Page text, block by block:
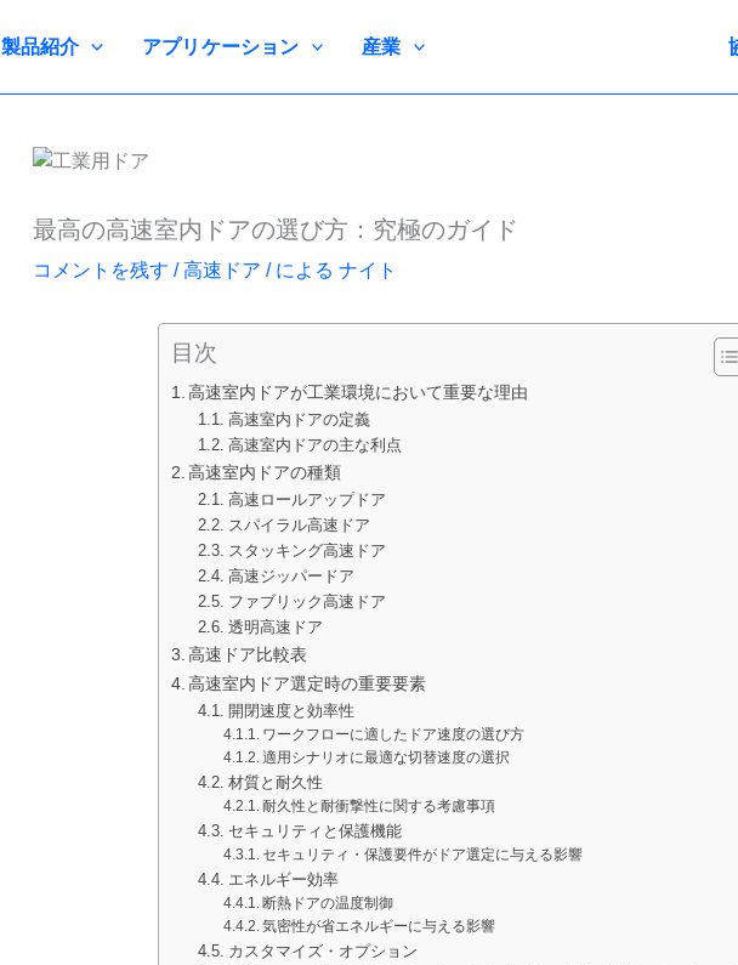
製品紹介 アプリケーション 産業
最高の高速室内ドアの選び方：究極のガイド
コメントを残す /高速ドア / による ナイト
目次
高速室内ドアが工業環境において重要な理由
高速室内ドアの定義
高速室内ドアの主な利点
高速室内ドアの種類
高速ロールアップドア
スパイラル高速ドア
スタッキング高速ドア
高速ジッパードア
ファブリック高速ドア
透明高速ドア
高速ドア比較表
高速室内ドア選定時の重要要素
開閉速度と効率性
ワークフローに適したドア速度の選び方
適用シナリオに最適な切替速度の選択
材質と耐久性
耐久性と耐衝撃性に関する考慮事項
セキュリティと保護機能
セキュリティ・保護要件がドア選定に与える影響
エネルギー効率
断熱ドアの温度制御
気密性が省エネルギーに与える影響
カスタマイズ・オプション